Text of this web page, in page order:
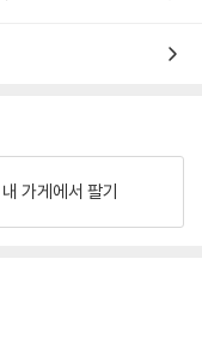
내 가게에서 팔기